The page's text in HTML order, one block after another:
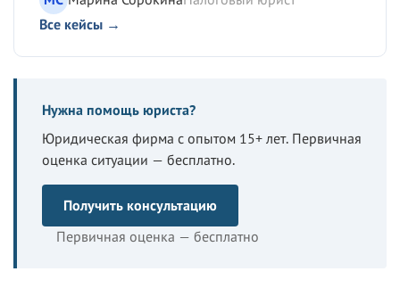
Все кейсы →
Нужна помощь юриста?
Юридическая фирма с опытом 15+ лет. Первичная
оценка ситуации — бесплатно.
Получить консультацию
Первичная оценка — бесплатно